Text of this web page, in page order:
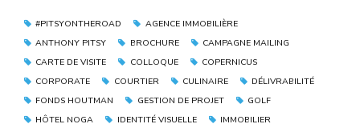
#PITSYONTHEROAD
AGENCE IMMOBILIÈRE
ANTHONY PITSY
BROCHURE
CAMPAGNE MAILING
CARTE DE VISITE
COLLOQUE
COPERNICUS
CORPORATE
COURTIER CULINAIRE
DÉLIVRABILITÉ
FONDS HOUTMAN
GESTION DE PROJET
GOLF
HÔTEL NOGA
IDENTITÉ VISUELLE
IMMOBILIER